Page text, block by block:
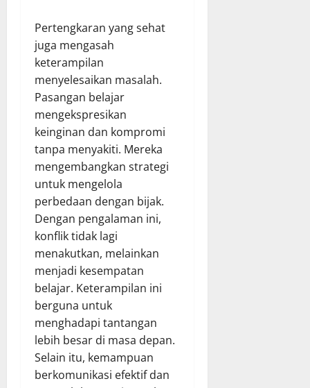
Pertengkaran yang sehat
juga mengasah
keterampilan
menyelesaikan masalah.
Pasangan belajar
mengekspresikan
keinginan dan kompromi
tanpa menyakiti. Mereka
mengembangkan strategi
untuk mengelola
perbedaan dengan bijak.
Dengan pengalaman ini,
konflik tidak lagi
menakutkan, melainkan
menjadi kesempatan
belajar. Keterampilan ini
berguna untuk
menghadapi tantangan
lebih besar di masa depan.
Selain itu, kemampuan
berkomunikasi efektif dan